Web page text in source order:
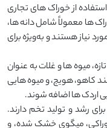
از خوراک ‌های تجاری
‌ها معمولاً شامل دانه ‌ها،
نیاز هستند و به‌ویژه برای
میوه‌ ها و غلات به ‌عنوان
کاهو، هویج، و میوه‌ هایی
اردک ‌ها اضافه شوند.
رشد و تولید تخم دارند.
میگوی خشک ‌شده، و